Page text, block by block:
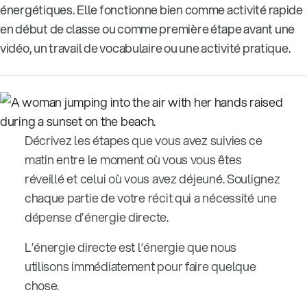
énergétiques. Elle fonctionne bien comme activité rapide
en début de classe ou comme première étape avant une
vidéo, un travail de vocabulaire ou une activité pratique.
Décrivez les étapes que vous avez suivies ce
matin entre le moment où vous vous êtes
réveillé et celui où vous avez déjeuné. Soulignez
chaque partie de votre récit qui a nécessité une
dépense d’énergie directe.
L’énergie directe est l’énergie que nous
utilisons immédiatement pour faire quelque
chose.